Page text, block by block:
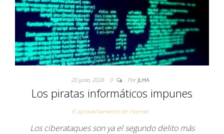
20 junio, 2026 0 Por JLHA
Los piratas informáticos impunes
El aprovechamiento de Internet
Los ciberataques son ya el segundo delito más